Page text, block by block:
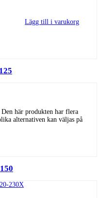
Lägg till i varukorg
Den här produkten har flera
alternativen kan väljas på